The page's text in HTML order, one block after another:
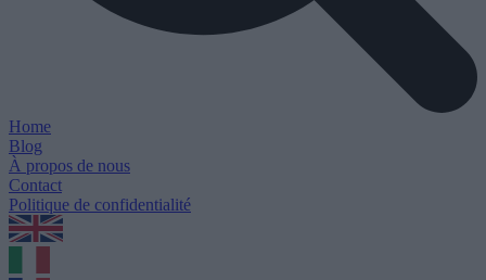
Home
Blog
À propos de nous
Contact
Politique de confidentialité